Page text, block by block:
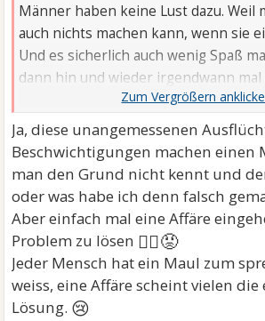
Männer haben keine Lust dazu. Weil
auch nichts machen kann, wenn sie
Und es sicherlich auch wenig Spaß
dann hin und wieder irgendwann
Hinweis: "Wenn es denn sein muss".
Ja, diese unangemessenen
Beschwichtigungen machen einen
man den Grund nicht kennt und
oder was habe ich denn falsch
Aber einfach mal eine Affäre
Problem zu lösen 🤷‍♂😡
Jeder Mensch hat ein Maul zum
weiss, eine Affäre scheint vielen
Lösung. 😢